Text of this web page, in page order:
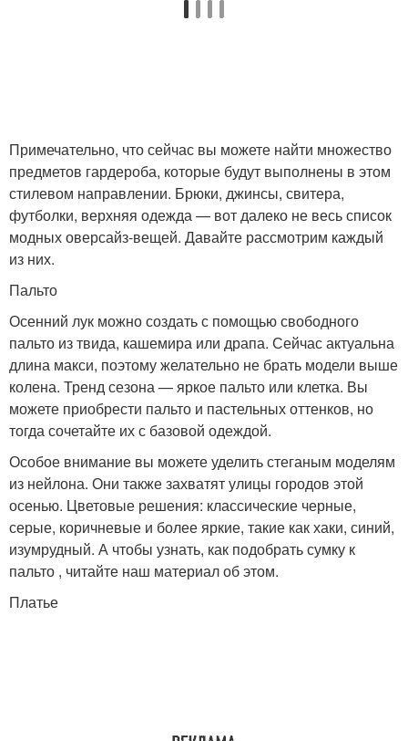
Примечательно, что сейчас вы можете найти множество
предметов гардероба, которые будут выполнены в этом
стилевом направлении. Брюки, джинсы, свитера,
футболки, верхняя одежда — вот далеко не весь список
модных оверсайз-вещей. Давайте рассмотрим каждый
из них.
Пальто
Осенний лук можно создать с помощью свободного
пальто из твида, кашемира или драпа. Сейчас актуальна
длина макси, поэтому желательно не брать модели выше
колена. Тренд сезона — яркое пальто или клетка. Вы
можете приобрести пальто и пастельных оттенков, но
тогда сочетайте их с базовой одеждой.
Особое внимание вы можете уделить стеганым моделям
из нейлона. Они также захватят улицы городов этой
осенью. Цветовые решения: классические черные,
серые, коричневые и более яркие, такие как хаки, синий,
изумрудный. А чтобы узнать, как подобрать сумку к
пальто , читайте наш материал об этом.
Платье